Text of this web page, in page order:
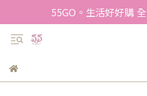
55GO。生活好好購